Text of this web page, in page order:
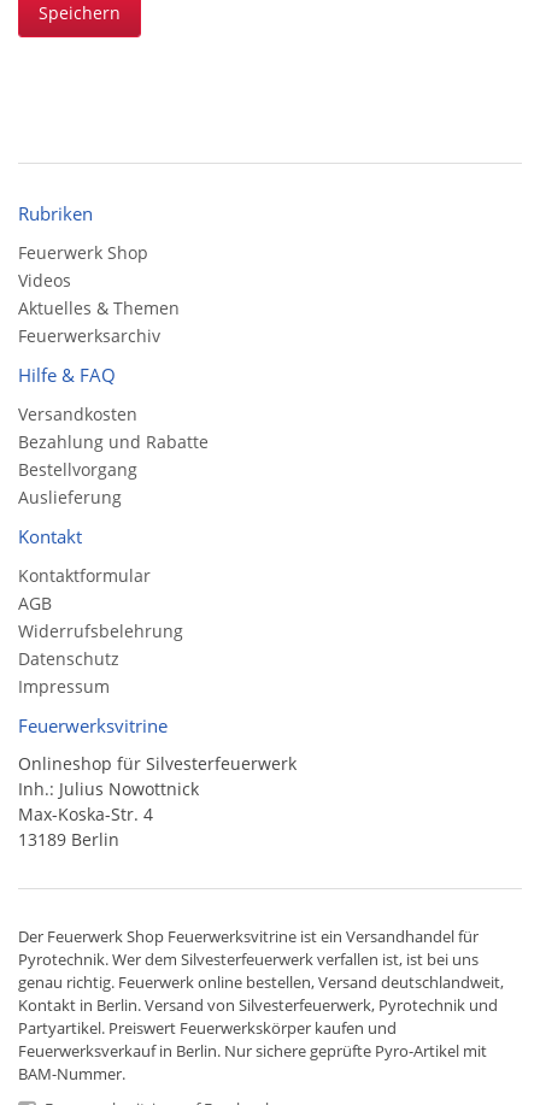
Speichern
Rubriken
Feuerwerk Shop
Videos
Aktuelles & Themen
Feuerwerksarchiv
Hilfe & FAQ
Versandkosten
Bezahlung und Rabatte
Bestellvorgang
Auslieferung
Kontakt
Kontaktformular
AGB
Widerrufsbelehrung
Datenschutz
Impressum
Feuerwerksvitrine
Onlineshop für Silvesterfeuerwerk
Inh.: Julius Nowottnick
Max-Koska-Str. 4
13189 Berlin
Der Feuerwerk Shop Feuerwerksvitrine ist ein Versandhandelfür
Pyrotechnik. Wer dem Silvesterfeuerwerk verfallen ist, ist bei uns
genau richtig. Feuerwerk online bestellen,Versand deutschlandweit,
Kontakt in Berlin. Versand von Silvesterfeuerwerk, Pyrotechnik und
Partyartikel. Preiswert Feuerwerkskörper kaufen und
Feuerwerksverkauf in Berlin. Nur sichere geprüfte Pyro-Artikel mit
BAM-Nummer.